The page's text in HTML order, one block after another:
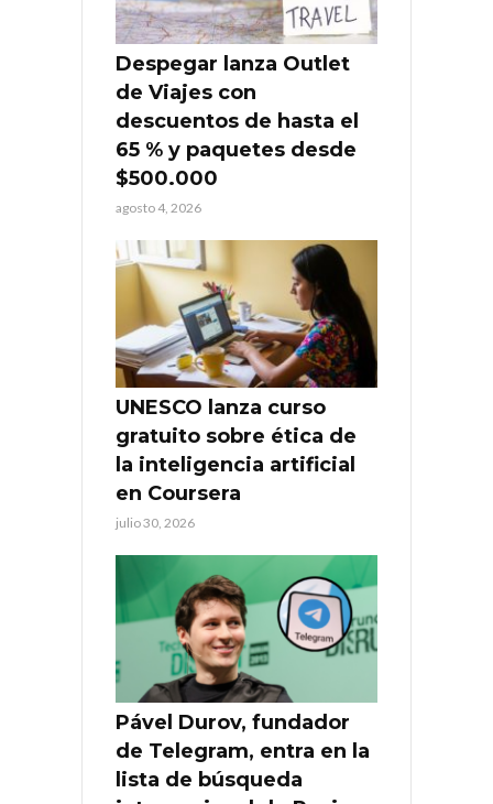
Despegar lanza Outlet
de Viajes con
descuentos de hasta el
65 % y paquetes desde
$500.000
agosto 4, 2026
UNESCO lanza curso
gratuito sobre ética de
la inteligencia artificial
en Coursera
julio 30, 2026
Pável Durov, fundador
de Telegram, entra en la
lista de búsqueda